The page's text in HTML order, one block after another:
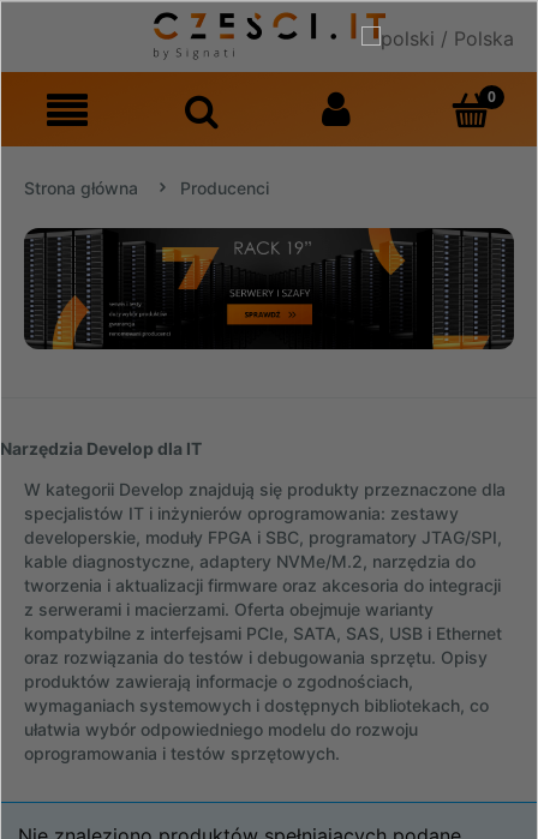
Strona główna Producenci
Narzędzia Develop dla IT
W kategorii Develop znajdują się produkty przeznaczone dla
specjalistów IT i inżynierów oprogramowania: zestawy
developerskie, moduły FPGA i SBC, programatory JTAG/SPI,
kable diagnostyczne, adaptery NVMe/M.2, narzędzia do
tworzenia i aktualizacji firmware oraz akcesoria do integracji
z serwerami i macierzami. Oferta obejmuje warianty
kompatybilne z interfejsami PCIe, SATA, SAS, USB i Ethernet
oraz rozwiązania do testów i debugowania sprzętu. Opisy
produktów zawierają informacje o zgodnościach,
wymaganiach systemowych i dostępnych bibliotekach, co
ułatwia wybór odpowiedniego modelu do rozwoju
oprogramowania i testów sprzętowych.